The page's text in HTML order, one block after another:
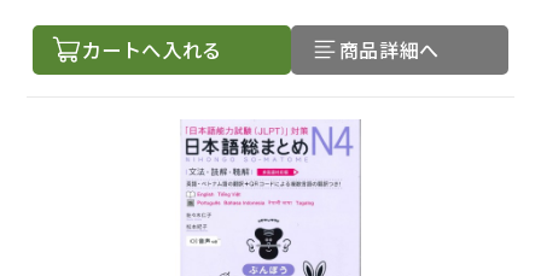
カートへ入れる 商品詳細へ